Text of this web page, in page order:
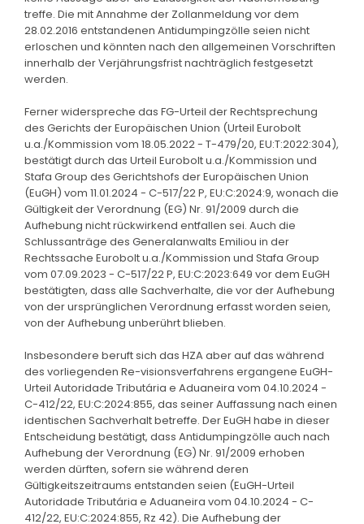
treffe. Die mit Annahme der Zollanmeldung vor dem
28.02.2016 entstandenen Antidumpingzölle seien nicht
erloschen und könnten nach den allgemeinen Vorschriften
innerhalb der Verjährungsfrist nachträglich festgesetzt
werden.
Ferner widerspreche das FG-Urteil der Rechtsprechung
des Gerichts der Europäischen Union (Urteil Eurobolt
u.a./Kommission vom 18.05.2022 - T-479/20, EU:T:2022:304),
bestätigt durch das Urteil Eurobolt u.a./Kommission und
Stafa Group des Gerichtshofs der Europäischen Union
(EuGH) vom 11.01.2024 - C-517/22 P, EU:C:2024:9, wonach die
Gültigkeit der Verordnung (EG) Nr. 91/2009 durch die
Aufhebung nicht rückwirkend entfallen sei. Auch die
Schlussanträge des Generalanwalts Emiliou in der
Rechtssache Eurobolt u.a./Kommission und Stafa Group
vom 07.09.2023 - C-517/22 P, EU:C:2023:649 vor dem EuGH
bestätigten, dass alle Sachverhalte, die vor der Aufhebung
von der ursprünglichen Verordnung erfasst worden seien,
von der Aufhebung unberührt blieben.
Insbesondere beruft sich das HZA aber auf das während
des vorliegenden Re-visionsverfahrens ergangene EuGH-
Urteil Autoridade Tributária e Aduaneira vom 04.10.2024 -
C-412/22, EU:C:2024:855, das seiner Auffassung nach einen
identischen Sachverhalt betreffe. Der EuGH habe in dieser
Entscheidung bestätigt, dass Antidumpingzölle auch nach
Aufhebung der Verordnung (EG) Nr. 91/2009 erhoben
werden dürften, sofern sie während deren
Gültigkeitszeitraums entstanden seien (EuGH-Urteil
Autoridade Tributária e Aduaneira vom 04.10.2024 - C-
412/22, EU:C:2024:855, Rz 42). Die Aufhebung der